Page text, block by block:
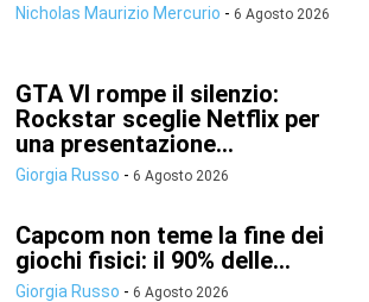
Nicholas Maurizio Mercurio - 6 Agosto 2026
GTA VI rompe il silenzio:
Rockstar sceglie Netflix per
una presentazione...
Giorgia Russo - 6 Agosto 2026
Capcom non teme la fine dei
giochi fisici: il 90% delle...
Giorgia Russo - 6 Agosto 2026